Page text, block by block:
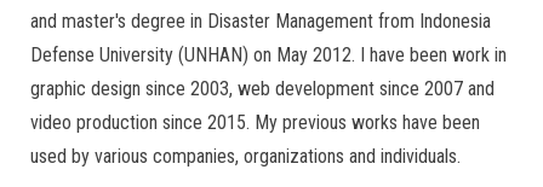
and master's degree in Disaster Management from Indonesia
Defense University (UNHAN) on May 2012. I have been work in
graphic design since 2003, web development since 2007 and
video production since 2015. My previous works have been
used by various companies, organizations and individuals.